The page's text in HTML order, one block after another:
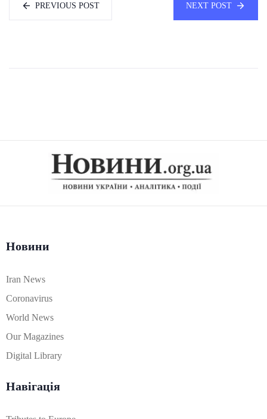
PREVIOUS POST NEXT POST
Новини
Iran News
Coronavirus
World News
Our Magazines
Digital Library
Навігація